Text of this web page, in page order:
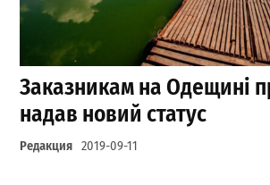
Заказникам на Одещині
надав новий статус
Редакция 2019-09-11